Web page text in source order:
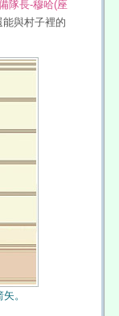
隊長-穆哈(座
與村子裡的
。